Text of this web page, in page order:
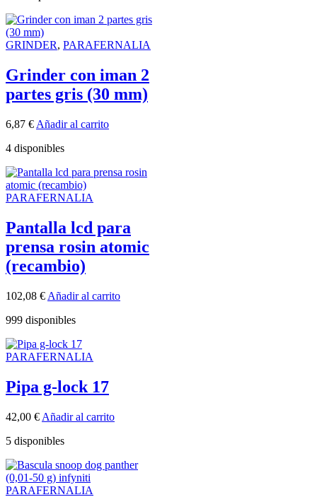
GRINDER, PARAFERNALIA
Grinder con iman 2
partes gris (30 mm)
6,87 € Añadir al carrito
4 disponibles
PARAFERNALIA
Pantalla lcd para
prensa rosin atomic
(recambio)
102,08 € Añadir al carrito
999 disponibles
PARAFERNALIA
Pipa g-lock 17
42,00 € Añadir al carrito
5 disponibles
PARAFERNALIA